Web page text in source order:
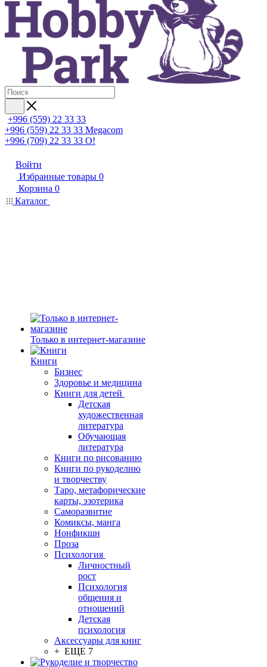
+996 (559) 22 33 33
+996 (559) 22 33 33 Megacom
+996 (709) 22 33 33 O!
Войти
Избранные товары 0
Корзина 0
Каталог
Только в интернет-магазине
Книги
Бизнес
Здоровье и медицина
Книги для детей
Детская
художественная
литература
Обучающая
литература
Книги по рисованию
Книги по рукоделию
и творчеству
Таро, метафорические
карты, эзотерика
Саморазвитие
Комиксы, манга
Нонфикшн
Проза
Психология
Личностный
рост
Психология
общения и
отношений
Детская
психология
Аксессуары для книг
+ ЕЩЕ 7